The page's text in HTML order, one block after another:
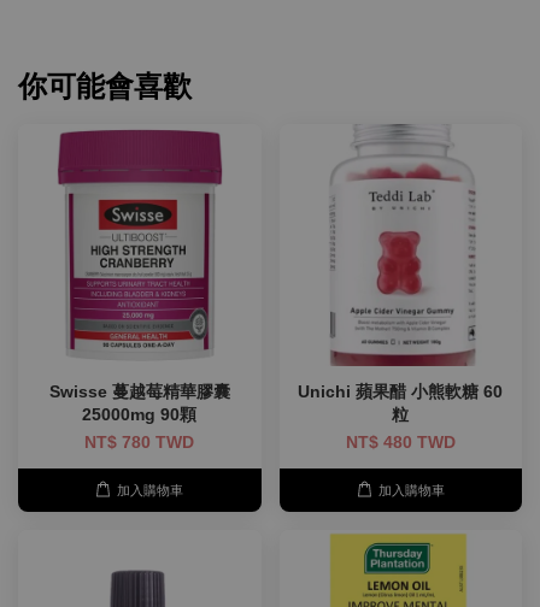
你可能會喜歡
Swisse 蔓越莓精華膠囊
25000mg 90顆
NT$ 780 TWD
加入購物車
Unichi 蘋果醋 小熊軟糖 60
粒
NT$ 480 TWD
加入購物車